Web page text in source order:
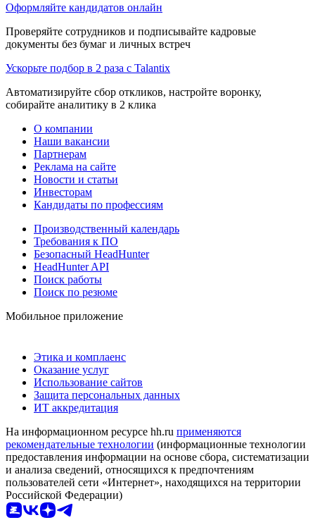
Оформляйте кандидатов онлайн
Проверяйте сотрудников и подписывайте кадровые
документы без бумаг и личных встреч
Ускорьте подбор в 2 раза с Talantix
Автоматизируйте сбор откликов, настройте воронку,
собирайте аналитику в 2 клика
О компании
Наши вакансии
Партнерам
Реклама на сайте
Новости и статьи
Инвесторам
Кандидаты по профессиям
Производственный календарь
Требования к ПО
Безопасный HeadHunter
HeadHunter API
Поиск работы
Поиск по резюме
Мобильное приложение
Этика и комплаенс
Оказание услуг
Использование сайтов
Защита персональных данных
ИТ аккредитация
На информационном ресурсе hh.ru применяются
рекомендательные технологии (информационные технологии
предоставления информации на основе сбора, систематизации
и анализа сведений, относящихся к предпочтениям
пользователей сети «Интернет», находящихся на территории
Российской Федерации)